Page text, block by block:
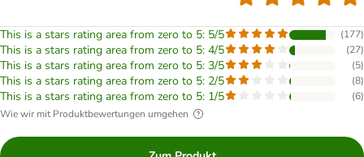
This is a stars rating area from zero to 5: 5/5 (177)
This is a stars rating area from zero to 5: 4/5 (27)
This is a stars rating area from zero to 5: 3/5 (5)
This is a stars rating area from zero to 5: 2/5 (8)
This is a stars rating area from zero to 5: 1/5 (6)
Wie wir mit Produktbewertungen umgehen